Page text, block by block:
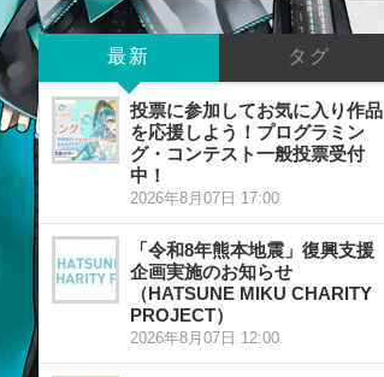
最新 タグ
投票に参加してお気に入り作品
を応援しよう！プログラミン
グ・コンテスト一般投票受付
中！
2026年8月07日 17:00
「令和8年熊本地震」復興支援
企画実施のお知らせ
（HATSUNE MIKU CHARITY
PROJECT）
2026年8月07日 12:00